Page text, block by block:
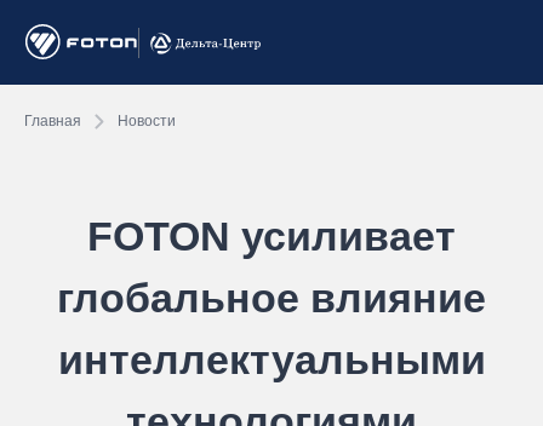
Главная Новости
FOTON усиливает
глобальное влияние
интеллектуальными